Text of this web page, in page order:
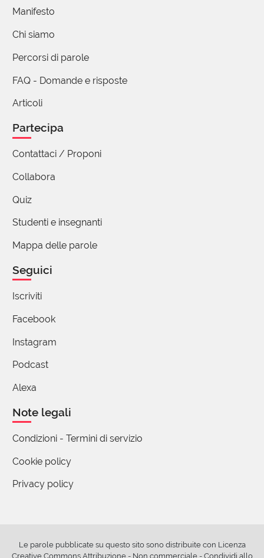
preso un'altra strada.
(utente cancellato)
indicasse un uomo di bell'aspetto , o comunque in
perfetta forma fisica, forte e robusto. L'avrò forse
derivato dall'espressione "prestanza fisica"?
Non badare ai miei commenti, sono spesso
Ahahah, cara Afra, la prestanza fisica non
è rientra propriamente tra le qualità che mi
Manifesto
Chi siamo
Percorsi di parole
FAQ - Domande e risposte
Articoli
Partecipa
Contattaci / Proponi
Collabora
Quiz
Studenti e insegnanti
Mappa delle parole
Seguici
Iscriviti
Facebook
Instagram
Podcast
Alexa
Note legali
Condizioni - Termini di servizio
Cookie policy
Privacy policy
Le parole pubblicate su questo sito sono distribuite con Licenza
Creative Commons Attribuzione - Non commerciale - Condividi allo